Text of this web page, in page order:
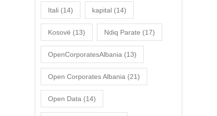
Itali (14) kapital (14)
Kosovë (13) Ndiq Parate (17)
OpenCorporatesAlbania (13)
Open Corporates Albania (21)
Open Data (14)